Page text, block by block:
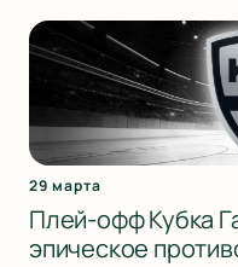
29 марта
Плей-офф Кубка
эпическое